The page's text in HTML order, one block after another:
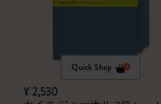
Quick Shop
¥ 2,530